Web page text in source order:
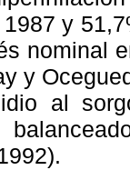
y
nominal
y
al